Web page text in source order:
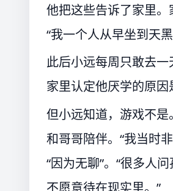
他把这些告诉了家里。
“我一个人从早坐到天
此后小远每周只敢去一
家里认定他厌学的原因
但小远知道，游戏不
和哥哥陪伴。“我当时
“因为无聊”。“很多人
不愿意待在现实里。”